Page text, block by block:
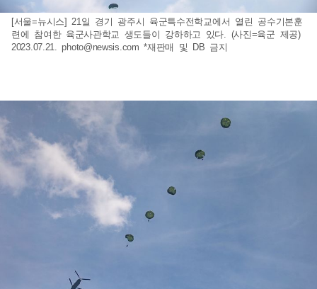
[서울=뉴시스] 21일 경기 광주시 육군특수전학교에서 열린 공수기본훈
련에 참여한 육군사관학교 생도들이 강하하고 있다. (사진=육군 제공)
2023.07.21.photo@newsis.com *재판매 및 DB 금지